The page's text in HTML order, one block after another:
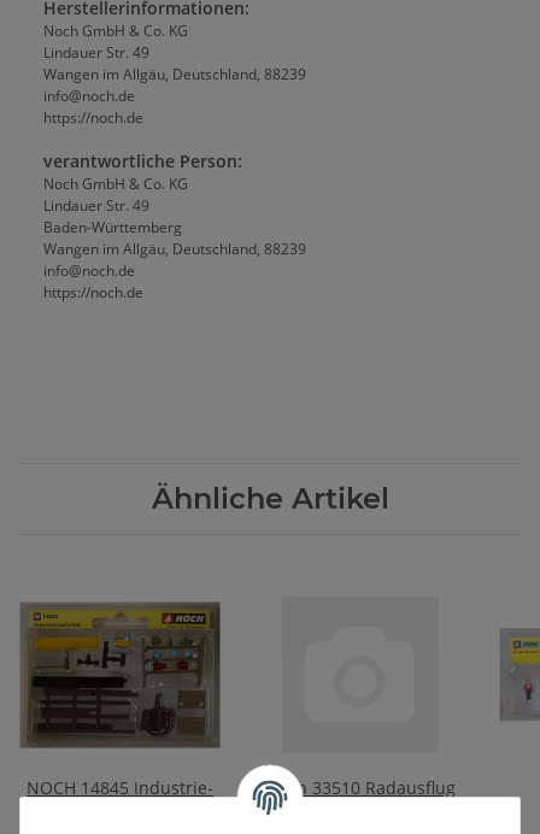
Herstellerinformationen:
Noch GmbH & Co. KG
Lindauer Str. 49
Wangen im Allgäu, Deutschland, 88239
info@noch.de
https://noch.de
verantwortliche Person:
Noch GmbH & Co. KG
Lindauer Str. 49
Baden-Württemberg
Wangen im Allgäu, Deutschland, 88239
info@noch.de
https://noch.de
Ähnliche Artikel
NOCH 14845 Industrie-
Noch 33510 Radausflug